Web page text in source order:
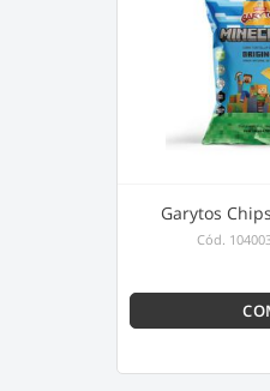
Garytos
Cód.